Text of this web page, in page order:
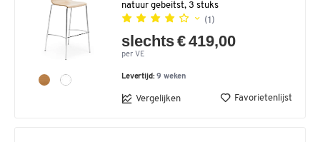
natuur gebeitst, 3 stuks
(1)
slechts € 419,00
per VE
Levertijd:9 weken
Vergelijken Favorietenlijst